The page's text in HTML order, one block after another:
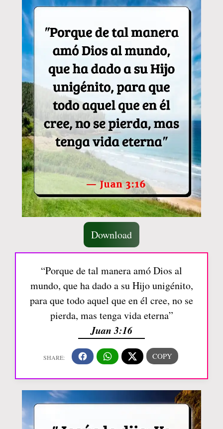
Download
“Porque de tal manera amó Dios al
mundo, que ha dado a su Hijo unigénito,
para que todo aquel que en él cree, no se
pierda, mas tenga vida eterna”
Juan 3:16